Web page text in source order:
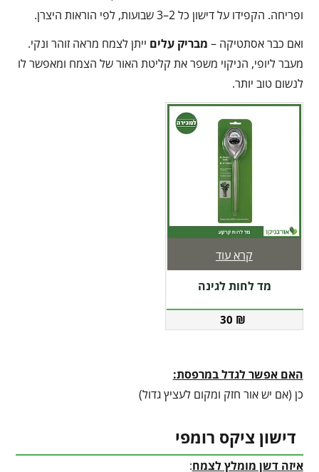
ופריחה. הקפידו על דישון כל 2–3 שבועות, לפי הוראות היצרן.
ואם כבר אסתטיקה – מבריק עלים ייתן לצמח מראה זוהר ונקי.
מעבר ליופי, הניקוי משפר את קליטת האור של הצמח ומאפשר לו
לנשום טוב יותר.
מד לחות לגינה
30 ₪
קרא עוד
האם אפשר לגדל במרפסת:
כן (אם יש אור חזק ומקום לעציץ גדול)
דישון ציקס רומפי
איזה דשן מומלץ לצמח: